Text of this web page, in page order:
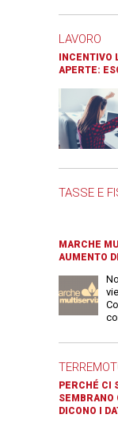
LAVORO
INCENTIVO
APERTE:
TASSE E
MARCHE
AUMENTO
PERCHÉ CI
SEMBRANO
DICONO I